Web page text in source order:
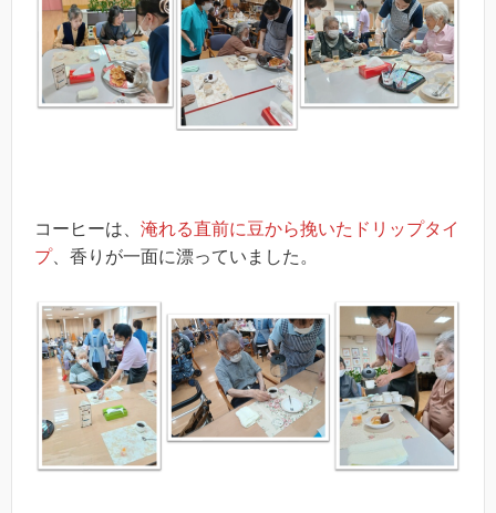
コーヒーは、 淹れる直前に豆から挽いたドリップタイ
プ、香りが一面に漂っていました。